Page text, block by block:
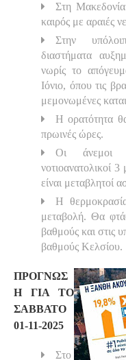
Στη
καιρός με αραιές
Στην
διαστήματα
νωρίς το
Ιόνιο, όπου τις
μεμονωμένες
Η ορατότητα θα
πρωινές ώρες.
Οι άνεμοι
νοτιοανατολικοί
είναι μεταβλητοί
Η
μεταβολή. Θα
βαθμούς και στις
βαθμούς Κελσίου.
ΠΡΟΓΝΩΣ
Η ΓΙΑ ΤΟ
ΣΑΒΒΑΤΟ
01-11-2025
Στο